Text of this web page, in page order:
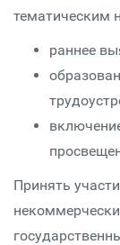
тематическим
раннее
Принять